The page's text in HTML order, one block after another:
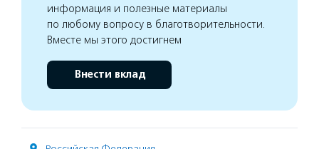
информация и полезные материалы
по любому вопросу в благотворительности.
Вместе мы этого достигнем
Внести вклад